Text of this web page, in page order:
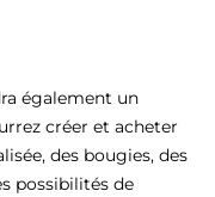
également un
créer et acheter
des bougies, des
possibilités de